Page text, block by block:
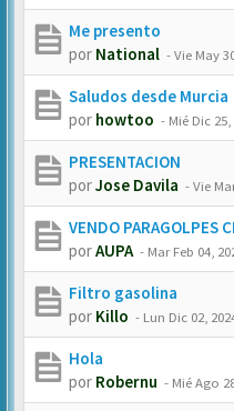
Me presento
por National -Vie May
Saludos desde Murcia
por howtoo - Mié Dic
PRESENTACION
porJose Davila -Vie
VENDO PARAGOLPES
porAUPA - Mar Feb 04,
Filtro gasolina
por Killo - Lun Dic 02,
Hola
por Robernu - Mié Ago